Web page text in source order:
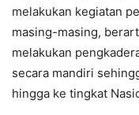
melakukan kegiatan
masing-masing,
melakukan
secara mandiri
hingga ke tingkat